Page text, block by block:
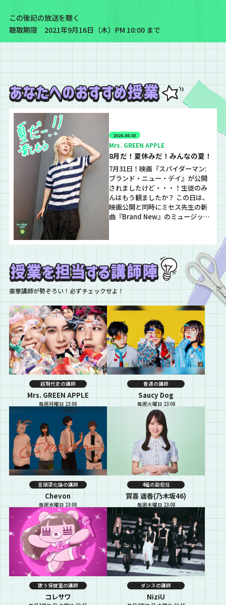
この後記の放送を聴く
聴取期限 2021年9月16日（木）PM 10:00 まで
2026.08.03
Mrs. GREEN APPLE
8月だ！夏休みだ！みんなの夏！
7月31日！映画『スパイダーマン:
ブランド・ニュー・デイ』が公開
されましたけど・・・！生徒のみ
んはもう観ましたか？ この日は、
映画公開と同時にミセス先生の新
曲『Brand New』のミュージック
い！！ 映画の中で聴けるのは新曲
だけだけど、このMVを映画館の巨
大スクリーンで観られたら、、！
と考えるといつか観てみたい気持
ちがある職員です…
豪華講師が勢ぞろい！必ずチェックせよ！
超現代史の講師
Mrs. GREEN APPLE
毎週月曜日 23:08
普通の講師
Saucy Dog
毎週火曜日 23:08
言語深化論の講師
Chevon
毎週水曜日 23:08
4組の副担任
賀喜 遥香(乃木坂46)
毎週木曜日 23:08
歌う保健室の講師
コレサワ
ダンスの講師
NiziU